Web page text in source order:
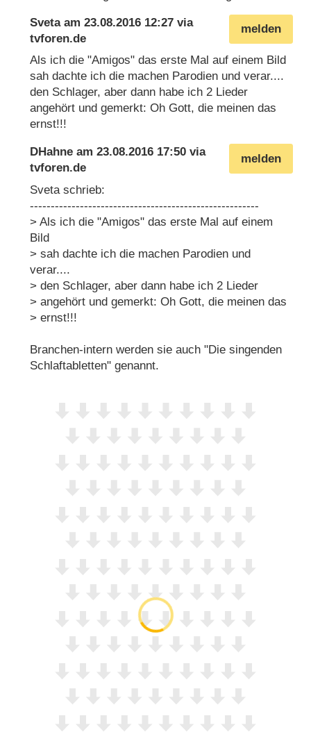
melden
Svetaam23.08.2016 12:27 via
tvforen.de
Als ich die "Amigos" das erste Mal auf einem Bild
sah dachte ich die machen Parodien und verar....
den Schlager, aber dann habe ich 2 Lieder
angehört und gemerkt: Oh Gott, die meinen das
ernst!!!
melden
DHahne am23.08.2016 17:50 via
tvforen.de
Sveta schrieb:
-------------------------------------------------------
> Als ich die "Amigos" das erste Mal auf einem
Bild
> sah dachte ich die machen Parodien und
verar....
> den Schlager, aber dann habe ich 2 Lieder
> angehört und gemerkt: Oh Gott, die meinen das
> ernst!!!
Branchen-intern werden sie auch "Die singenden
Schlaftabletten" genannt.